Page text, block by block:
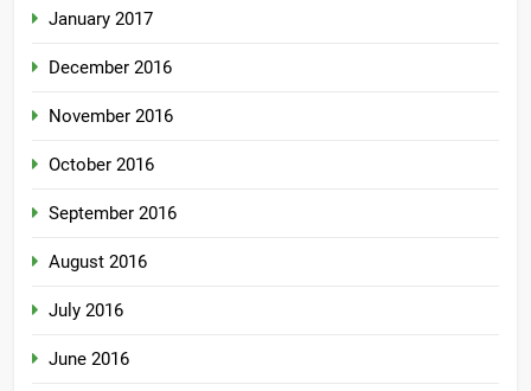
January 2017
December 2016
November 2016
October 2016
September 2016
August 2016
July 2016
June 2016